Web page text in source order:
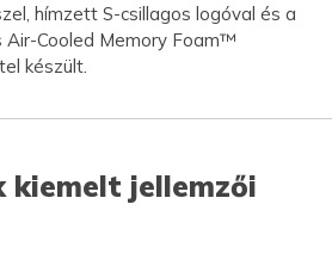
hímzett S-csillagos logóval és a
Air-Cooled Memory Foam™
készült.
kiemelt jellemzői